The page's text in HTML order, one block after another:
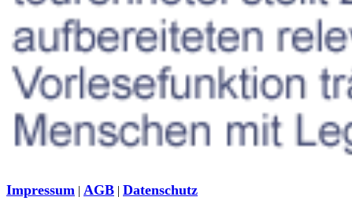
Impressum | AGB | Datenschutz